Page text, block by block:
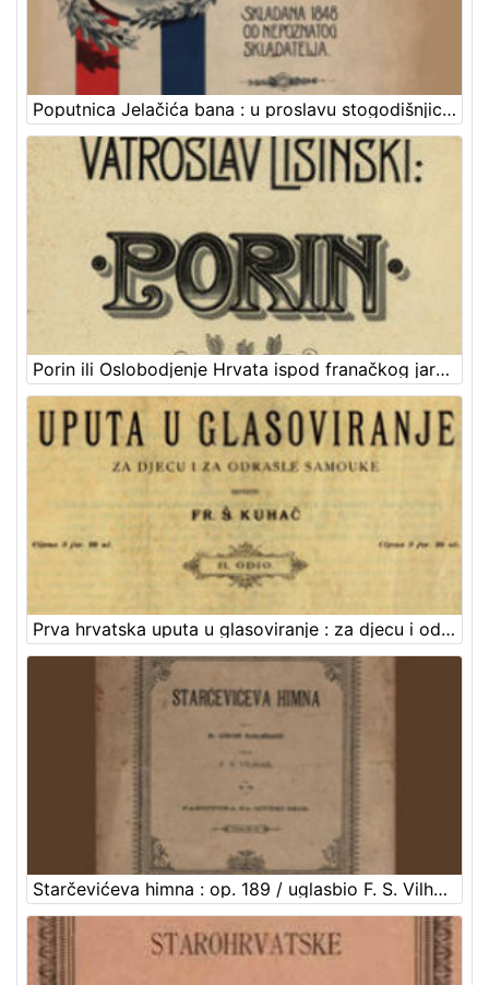
Poputnica Jelačića bana : u proslavu stogodišnjice rodjenja bana Josipa grofa Jelačića izdala Knjižara dioničke tiskare.
Porin ili Oslobodjenje Hrvata ispod franačkog jarma : junačka opera u 5 čina / Uglazbio Vatroslav Lisinski ; [libreto] dr. Dimitrije Demeter ; glasovirsku udesbu složio Srećko Albini
Prva hrvatska uputa u glasoviranje : za djecu i odrasle samouke / sastavio Fr. Š. Kuhač
Starčevićeva himna : op. 189 / uglasbio F. S. Vilhar ; spjevao dr. August Harambašić